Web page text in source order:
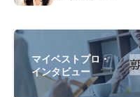
マイベストプロ・
インタビュー